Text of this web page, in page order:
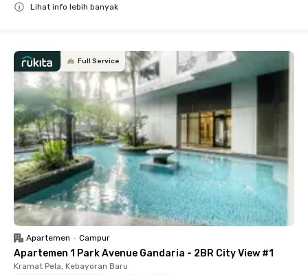
Lihat info lebih banyak
Full Service
Apartemen • Campur
Apartemen 1 Park Avenue Gandaria - 2BR City View #1
Kramat Pela, Kebayoran Baru